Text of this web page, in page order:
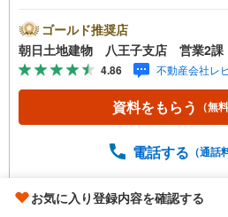
お好みのハウスメーカーや工
していただけます※バザール
ッズスペースをご用意してお
でも、安心してご来場くださ
ご相談などお気軽にお問合
客様がご覧になったことの
多数ございます！ご案内時に
ご相談ください。ご希望があ
ゴールド推奨店
朝日土地建物 八王子支店 営業2課
4.86 不動産会社レ
資料をもらう （無
電話する （通話
日野市大坂上4丁目
お気に入り登録内容を確認する